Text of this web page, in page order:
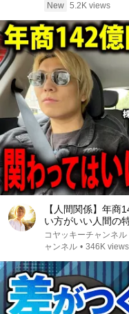
New 5.2K views
【人間関係】年商
い方がいい人間の
コヤッキーチャンネ
ャンネル • 346K views